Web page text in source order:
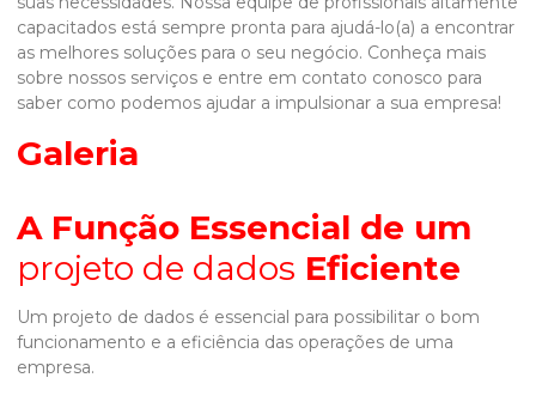
capacitados está sempre pronta para ajudá-lo(a) a encontrar
as melhores soluções para o seu negócio. Conheça mais
sobre nossos serviços e entre em contato conosco para
saber como podemos ajudar a impulsionar a sua empresa!
Galeria
A Função Essencial de um
projeto de dados Eficiente
Um projeto de dados é essencial para possibilitar o bom
funcionamento e a eficiência das operações de uma
empresa.